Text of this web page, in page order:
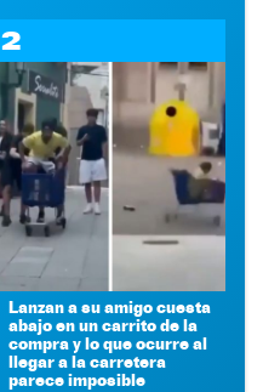
2
Lanzan a su amigo cuesta
abajo en un carrito de la
compra y lo que ocurre al
llegar a la carretera
parece imposible